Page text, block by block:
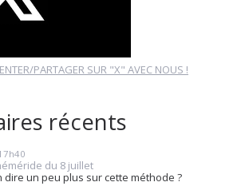
PARTAGER SUR "X" AVEC NOUS !
récents
du 8 juillet
un peu plus sur cette méthode ?